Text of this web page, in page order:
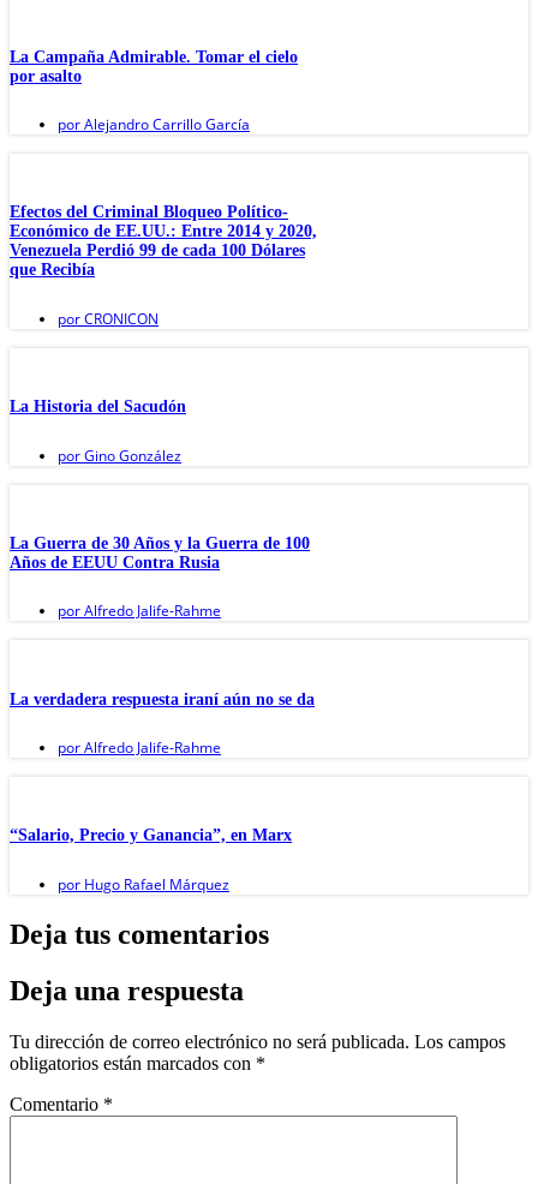
La Campaña Admirable. Tomar el cielo
por asalto
porAlejandro Carrillo García
Efectos del Criminal Bloqueo Político-
Económico de EE.UU.: Entre 2014 y 2020,
Venezuela Perdió 99 de cada 100 Dólares
que Recibía
porCRONICON
La Historia del Sacudón
porGino González
La Guerra de 30 Años y la Guerra de 100
Años de EEUU Contra Rusia
porAlfredo Jalife-Rahme
La verdadera respuesta iraní aún no se da
porAlfredo Jalife-Rahme
“Salario, Precio y Ganancia”, en Marx
por Hugo Rafael Márquez
Deja tus comentarios
Deja una respuesta
Tu dirección de correo electrónico no será publicada. Los campos
obligatorios están marcados con *
Comentario *